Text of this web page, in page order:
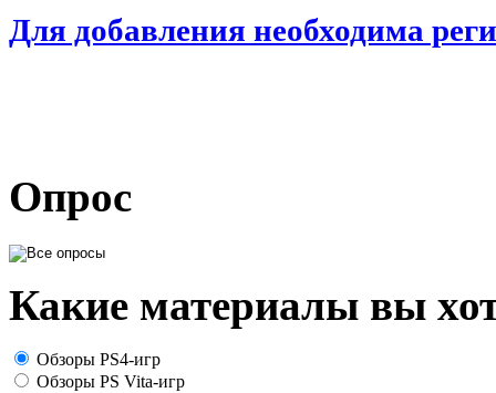
Для добавления необходима
Опрос
Какие материалы вы
Обзоры PS4-игр
Обзоры PS Vita-игр